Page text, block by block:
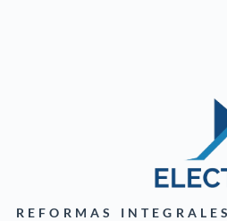
REFORMAS